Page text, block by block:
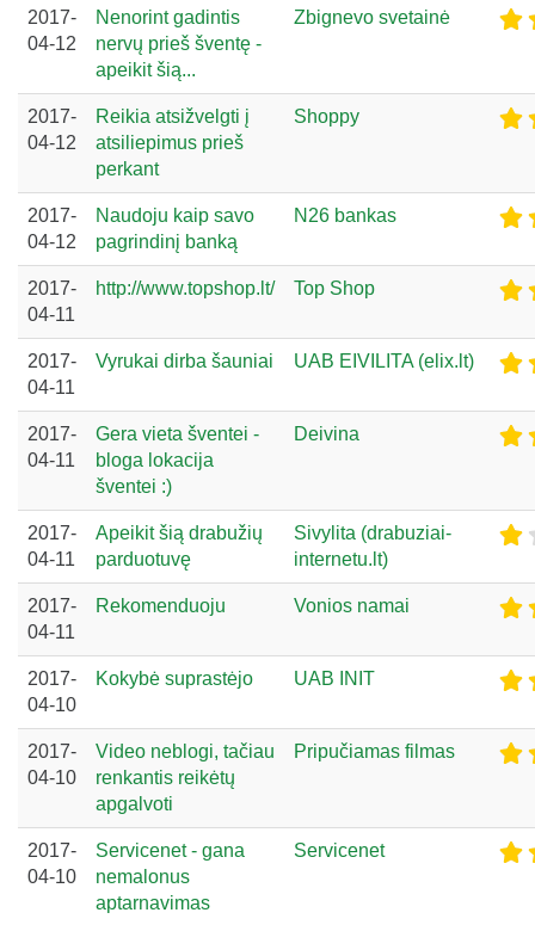
2017-
04-12
Nenorint gadintis
nervų prieš šventę -
apeikit šią...
Zbignevo svetainė
2017-
04-12
Reikia atsižvelgti į
atsiliepimus prieš
perkant
Shoppy
2017-
04-12
Naudoju kaip savo
pagrindinį banką
N26 bankas
2017-
04-11
http://www.topshop.lt/ Top Shop
2017-
04-11
Vyrukai dirba šauniai UAB EIVILITA (elix.lt)
2017-
04-11
Gera vieta šventei -
bloga lokacija
šventei :)
Deivina
2017-
04-11
Apeikit šią drabužių
parduotuvę
Sivylita (drabuziai-
internetu.lt)
2017-
04-11
Rekomenduoju Vonios namai
2017-
04-10
Kokybė suprastėjo UAB INIT
2017-
04-10
Video neblogi, tačiau
renkantis reikėtų
apgalvoti
Pripučiamas filmas
2017-
04-10
Servicenet - gana
nemalonus
aptarnavimas
Servicenet